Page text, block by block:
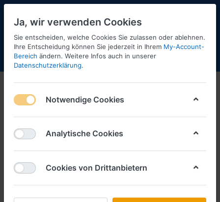
Menü Anmelden Shopaktualisierung
Ja, wir verwenden Cookies
Sie entscheiden, welche Cookies Sie zulassen oder ablehnen.
Ihre Entscheidung können Sie jederzeit in Ihrem My-Account-
Bereich ändern. Weitere Infos auch in unserer
Datenschutzerklärung.
Notwendige Cookies
Analytische Cookies
Cookies von Drittanbietern